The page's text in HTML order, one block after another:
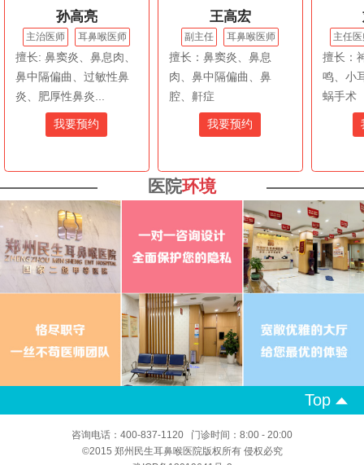
孙高亮
主治医师 耳鼻喉医师
擅长: 鼻窦炎、鼻息肉、
鼻中隔偏曲、过敏性鼻
炎、肥厚性鼻炎...
我要预约
王高宏
副主任 耳鼻喉医师
擅长：鼻窦炎、鼻息
肉、鼻中隔偏曲、鼻
腔、鼾症
我要预约
主任
擅长：
鸣、小
蜗手术
医院环境
Top
咨询电话：400-837-1120 门诊时间：8:00 - 20:00
©2015 郑州民生耳鼻喉医院版权所有 侵权必究